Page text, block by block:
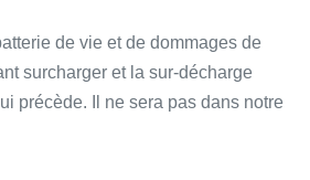
de vie et de dommages de
surcharger et la sur-décharge
précède. Il ne sera pas dans notre